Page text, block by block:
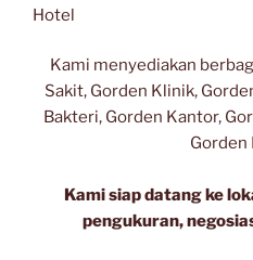
Hotel
Kami menyediakan
Sakit, Gorden Klinik,
Bakteri, Gorden Kantor,
Gorden
Kami siap datang ke
pengukuran,